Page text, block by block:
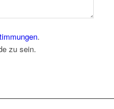
.
zu sein.